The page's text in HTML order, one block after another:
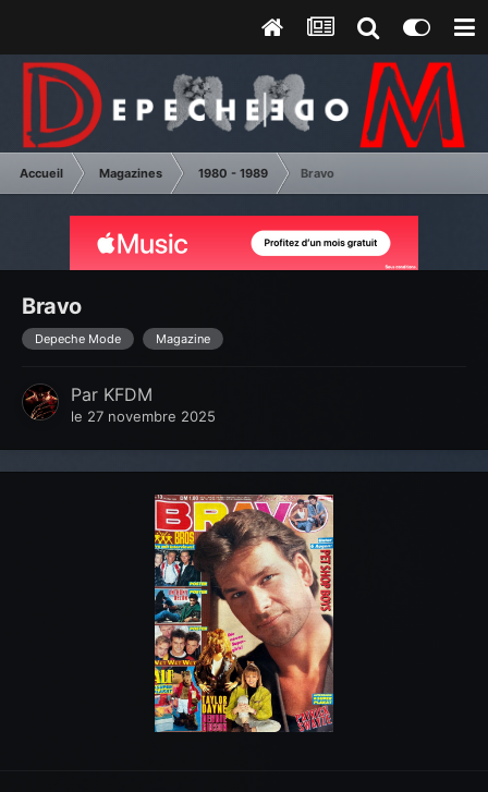
Accueil Magazines 1980 - 1989 Bravo
Bravo
Depeche Mode Magazine
Par KFDM
le 27 novembre 2025